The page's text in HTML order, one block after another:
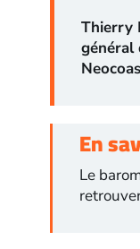
Thierry
général
En
Le